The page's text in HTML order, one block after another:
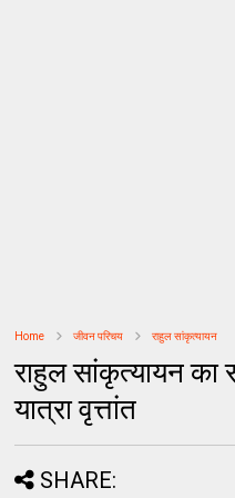
Home जीवन परिचय राहुल सांकृत्यायन
राहुल सांकृत्यायन का
यात्रा वृत्तांत
SHARE: